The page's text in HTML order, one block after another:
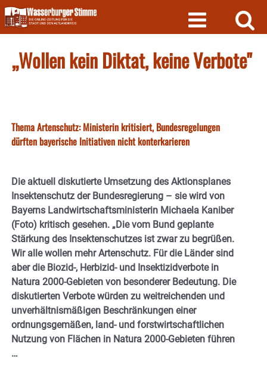
Skip
to
content
„Wollen kein Diktat, keine Verbote"
Thema Artenschutz: Ministerin kritisiert, Bundesregelungen
dürften bayerische Initiativen nicht konterkarieren
Die aktuell diskutierte Umsetzung des Aktionsplanes
Insektenschutz der Bundesregierung – sie wird von
Bayerns Landwirtschaftsministerin Michaela Kaniber
(Foto) kritisch gesehen. „Die vom Bund geplante
Stärkung des Insektenschutzes ist zwar zu begrüßen.
Wir alle wollen mehr Artenschutz. Für die Länder sind
aber die Biozid-, Herbizid- und Insektizidverbote in
Natura 2000-Gebieten von besonderer Bedeutung. Die
diskutierten Verbote würden zu weitreichenden und
unverhältnismäßigen Beschränkungen einer
ordnungsgemäßen, land- und forstwirtschaftlichen
Nutzung von Flächen in Natura 2000-Gebieten führen
…